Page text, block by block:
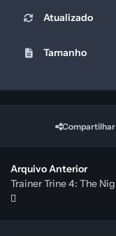
Atualizado
Tamanho
Compartilhar
Arquivo Anterior